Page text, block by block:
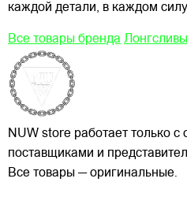
каждой детали, в каждом
Все товары бренда
NUW store работает только
поставщиками и
Все товары — оригинальные.